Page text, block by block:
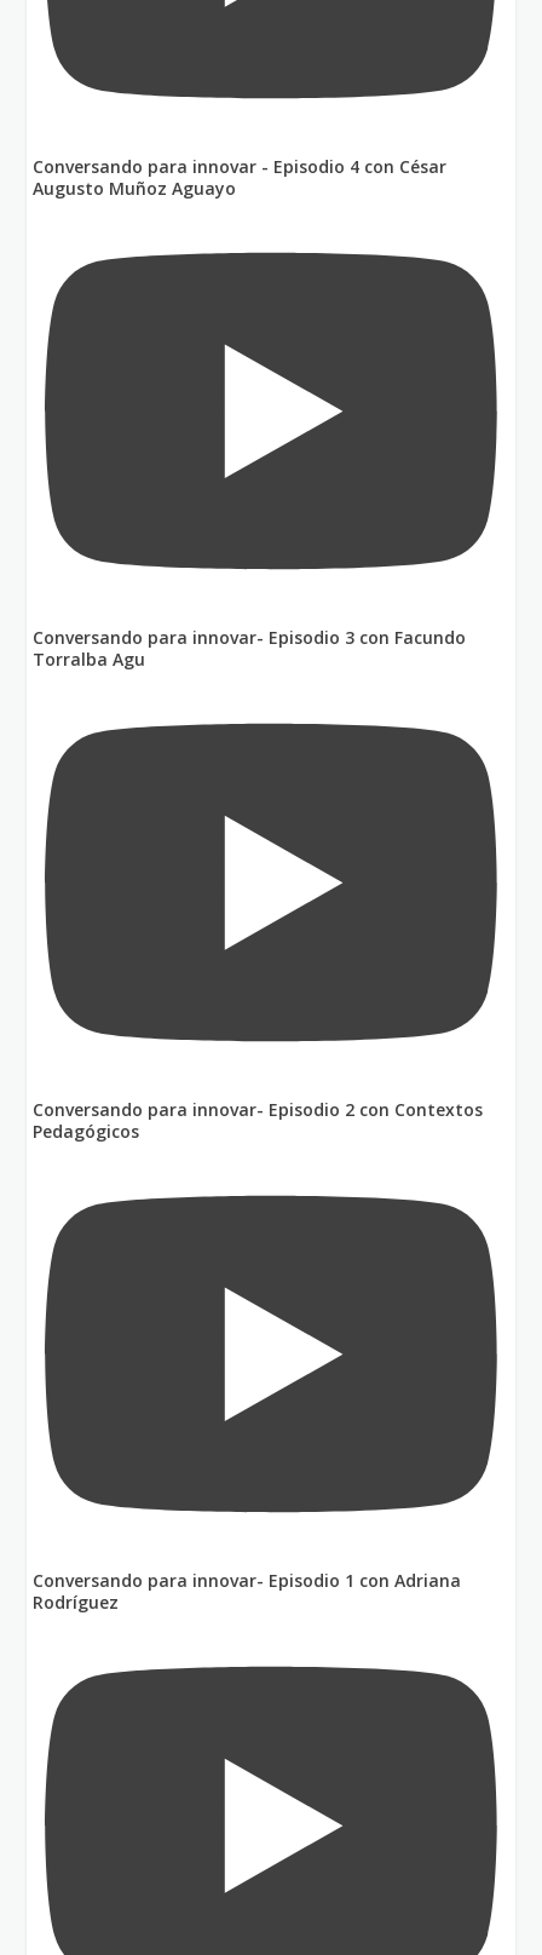
Conversando para innovar - Episodio 4 con César
Augusto Muñoz Aguayo
Conversando para innovar- Episodio 3 con Facundo
Torralba Agu
Conversando para innovar- Episodio 2 con Contextos
Pedagógicos
Conversando para innovar- Episodio 1 con Adriana
Rodríguez